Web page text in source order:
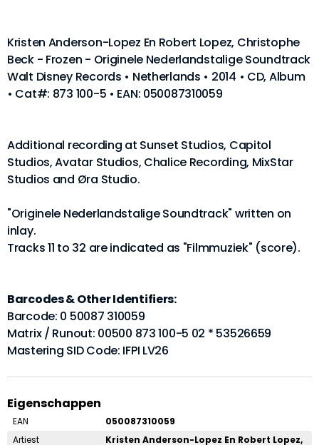
Kristen Anderson-Lopez En Robert Lopez, Christophe
Beck - Frozen - Originele Nederlandstalige Soundtrack
Walt Disney Records • Netherlands • 2014 • CD, Album
• Cat#: 873 100-5 • EAN: 050087310059
Additional recording at Sunset Studios, Capitol
Studios, Avatar Studios, Chalice Recording, MixStar
Studios and Øra Studio.
"Originele Nederlandstalige Soundtrack" written on
inlay.
Tracks 11 to 32 are indicated as "Filmmuziek" (score).
Barcodes & Other Identifiers:
Barcode: 0 50087 310059
Matrix / Runout: 00500 873 100-5 02 * 53526659
Mastering SID Code: IFPI LV26
Eigenschappen
EAN
050087310059
Artiest
Kristen Anderson-Lopez En Robert Lopez,